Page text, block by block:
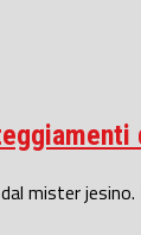
mister